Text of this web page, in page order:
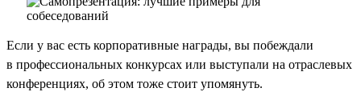
Если у вас есть корпоративные награды, вы побеждали
в профессиональных конкурсах или выступали на отраслевых
конференциях, об этом тоже стоит упомянуть.